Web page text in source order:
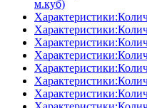
м.куб)